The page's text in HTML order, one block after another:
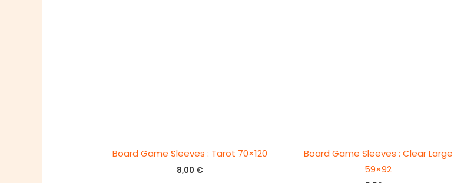
Board Game Sleeves : Tarot 70×120
8,00 €
Board Game Sleeves : Clear Large
59×92